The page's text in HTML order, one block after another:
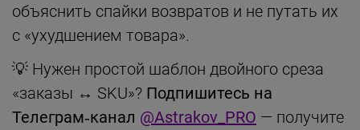
объяснить спайки возвратов и не путать их
с «ухудшением товара».
💡 Нужен простой шаблон двойного среза
«заказы ↔ SKU»? Подпишитесь на
Телеграм‑канал @Astrakov_PRO — получите